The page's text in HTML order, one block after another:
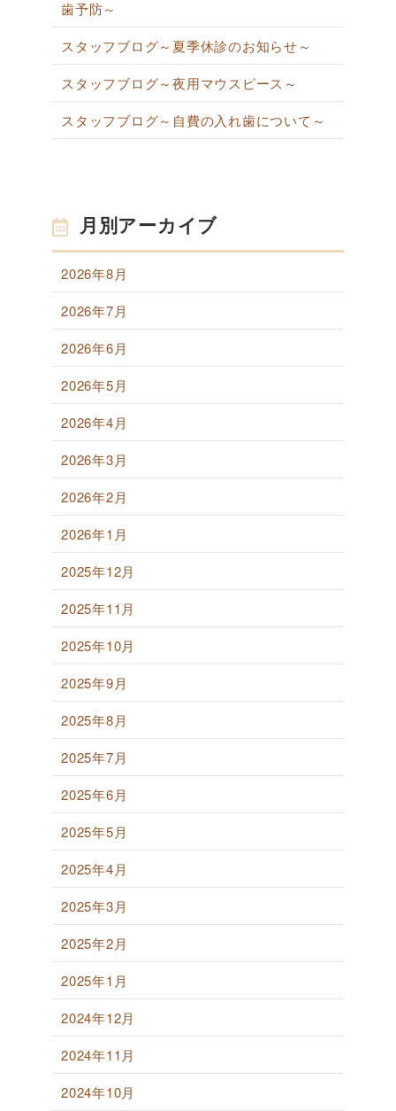
歯予防～
スタッフブログ～夏季休診のお知らせ～
スタッフブログ～夜用マウスピース～
スタッフブログ～自費の入れ歯について～
月別アーカイブ
2026年8月
2026年7月
2026年6月
2026年5月
2026年4月
2026年3月
2026年2月
2026年1月
2025年12月
2025年11月
2025年10月
2025年9月
2025年8月
2025年7月
2025年6月
2025年5月
2025年4月
2025年3月
2025年2月
2025年1月
2024年12月
2024年11月
2024年10月